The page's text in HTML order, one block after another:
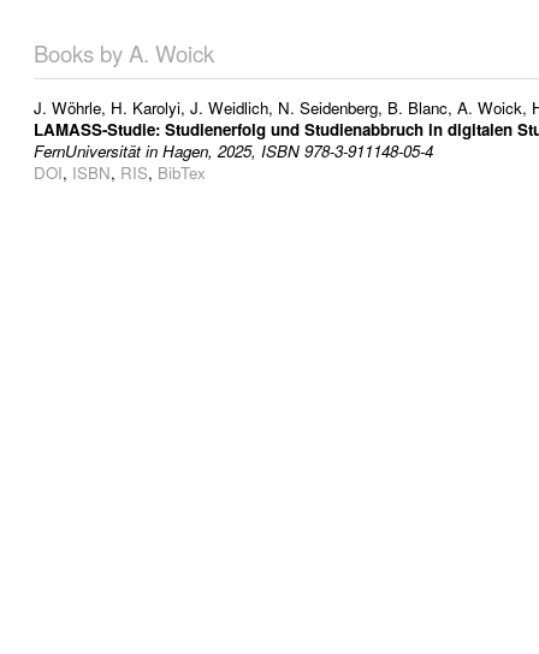
Books by A. Woick
J. Wöhrle, H. Karolyi, J. Weidlich, N. Seidenberg, B. Blanc, A. Woick,
LAMASS-Studie: Studienerfolg und Studienabbruch in digitalen
FernUniversität in Hagen, 2025, ISBN 978-3-911148-05-4
DOI, ISBN, RIS, BibTex